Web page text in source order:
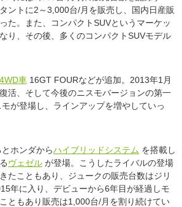
ントに2～3,000台/月を販売し、国内日産販
た。また、コンパクトSUVというマーケッ
り、その後、多くのコンパクトSUVモデル
4WD車 16GT FOURなどが追加。2013年1月
活、そして今後のニスモバージョンの第一
が登場し、ラインアップを増やしていっ
ホンダからハイブリッドシステム を搭載し
ヴェゼル が登場。こうしたライバルの登場
たこともあり、ジュークの販売台数はジリ
年に入り、デビューから6年目が経過しモ
ともあり販売は1,000台/月を割り続けてい